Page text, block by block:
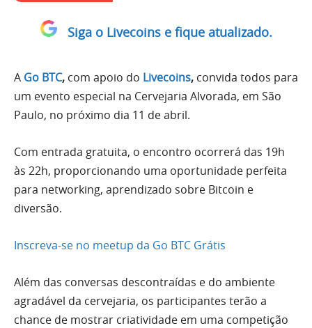
Siga o Livecoins e fique atualizado.
A Go BTC, com apoio do Livecoins, convida todos para
um evento especial na Cervejaria Alvorada, em São
Paulo, no próximo dia 11 de abril.
Com entrada gratuita, o encontro ocorrerá das 19h
às 22h, proporcionando uma oportunidade perfeita
para networking, aprendizado sobre Bitcoin e
diversão.
Inscreva-se no meetup da Go BTC Grátis
Além das conversas descontraídas e do ambiente
agradável da cervejaria, os participantes terão a
chance de mostrar criatividade em uma competição